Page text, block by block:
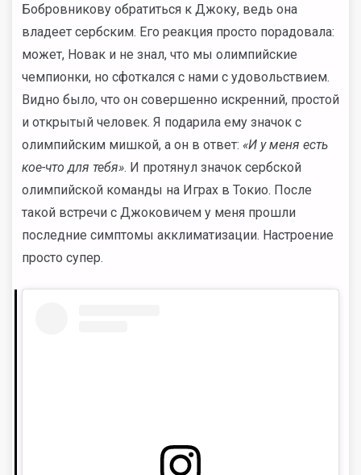
Бобровникову обратиться к Джоку, ведь она
владеет сербским. Его реакция просто порадовала:
может, Новак и не знал, что мы олимпийские
чемпионки, но сфоткался с нами с удовольствием.
Видно было, что он совершенно искренний, простой
и открытый человек. Я подарила ему значок с
олимпийским мишкой, а он в ответ: «И у меня есть
кое-что для тебя». И протянул значок сербской
олимпийской команды на Играх в Токио. После
такой встречи с Джоковичем у меня прошли
последние симптомы акклиматизации. Настроение
просто супер.